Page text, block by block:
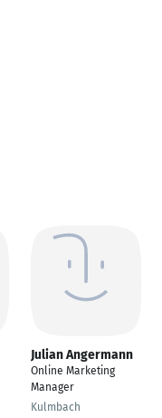
Julian Angermann
Online Marketing
Manager
Kulmbach